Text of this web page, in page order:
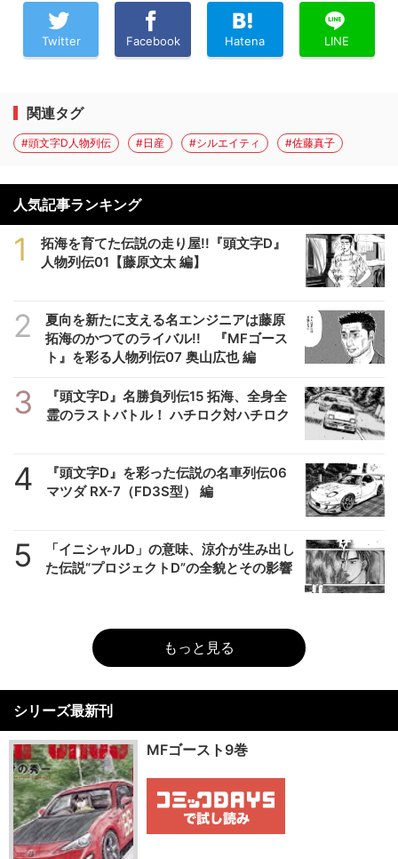
Twitter Facebook Hatena LINE
関連タグ
#頭文字D人物列伝 #日産 #シルエイティ #佐藤真子
人気記事ランキング
1
拓海を育てた伝説の走り屋!!『頭文字D』
人物列伝01【藤原文太 編】
2
夏向を新たに支える名エンジニアは藤原
拓海のかつてのライバル!! 『MFゴース
ト』を彩る人物列伝07 奥山広也 編
3
『頭文字D』名勝負列伝15 拓海、全身全
霊のラストバトル！ ハチロク対ハチロク
4
『頭文字D』を彩った伝説の名車列伝06
マツダ RX-7（FD3S型） 編
5
「イニシャルD」の意味、涼介が生み出し
た伝説“プロジェクトD”の全貌とその影響
もっと見る
シリーズ最新刊
MFゴースト9巻 MFゴースト9巻